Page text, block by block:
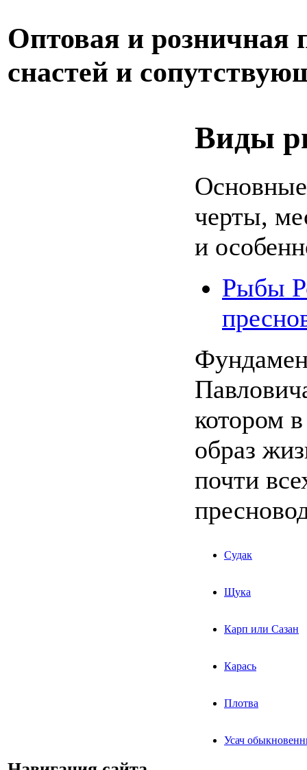
Оптовая и розничная
снастей и
Виды
черты,
и
Рыбы
котором
образ
почти
Судак
Щука
Карп или Сазан
Карась
Плотва
Усач